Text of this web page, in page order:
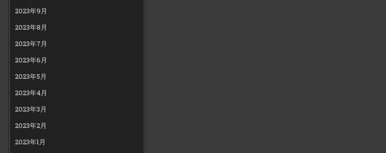
2023年9月
2023年8月
2023年7月
2023年6月
2023年5月
2023年4月
2023年3月
2023年2月
2023年1月